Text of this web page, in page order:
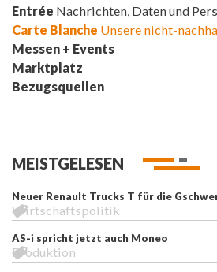
Entrée Nachrichten, Daten und
Carte Blanche Unsere nicht-
Messen + Events
Marktplatz
Bezugsquellen
MEISTGELESEN
Neuer Renault Trucks T für die
Wirtschaftspolitik
AS-i spricht jetzt auch Moneo
Produktion